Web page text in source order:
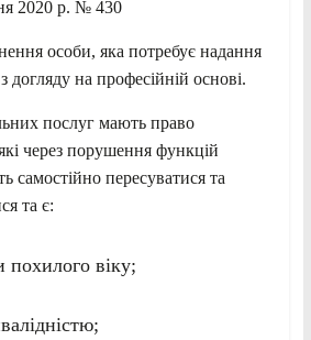
2020 р. № 430
особи, яка потребує надання
догляду на професійній основі.
послуг мають право
через порушення функцій
самостійно пересуватися та
та є:
похилого віку;